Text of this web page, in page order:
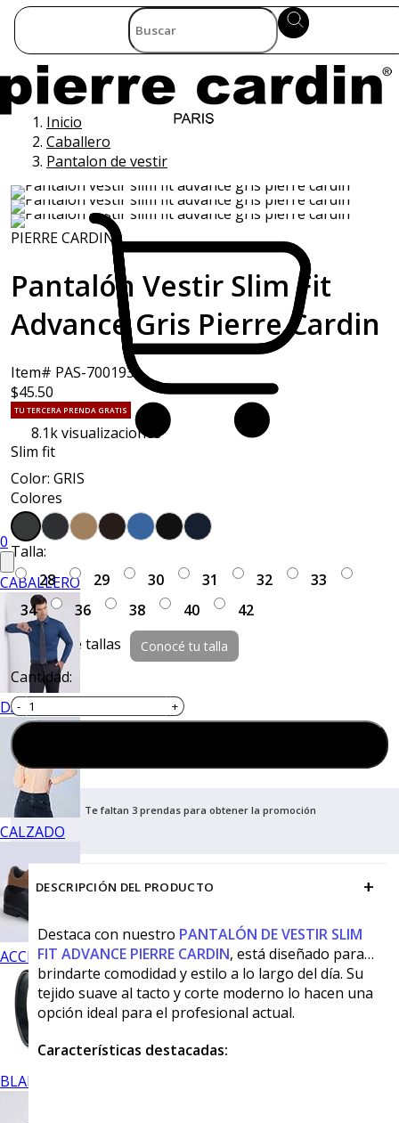
0
CABALLERO
DAMA
CALZADO
ACCESORIOS
BLANCOS
Inicio
Caballero
Pantalon de vestir
PIERRE CARDIN
Pantalón Vestir Slim Fit
Advance Gris Pierre Cardin
Item# PAS-700193
$45.50
TU TERCERA PRENDA GRATIS
8.1kvisualizaciones
Slim fit
Color: GRIS
Colores
Talla:
28
29 30 31 32
33
34
36 38 40
42
Guía de tallas
Conocé tu talla
Cantidad:
Te faltan 3 prendas para obtener la promoción
DESCRIPCIÓN DEL PRODUCTO +
Destaca con nuestro PANTALÓN DE VESTIR SLIM
FIT ADVANCE PIERRE CARDIN, está diseñado para
brindarte comodidad y estilo a lo largo del día. Su
tejido suave al tacto y corte moderno lo hacen una
opción ideal para el profesional actual.
Características destacadas: